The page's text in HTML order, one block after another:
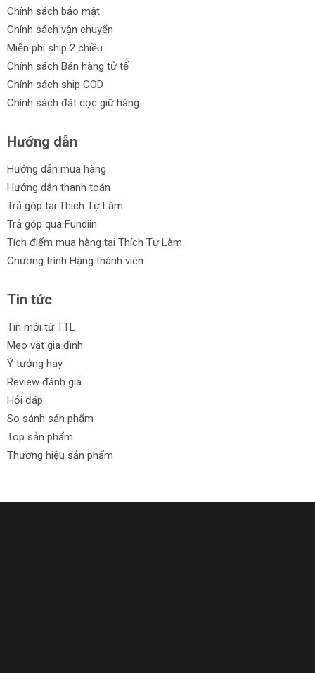
Chính sách bảo mật
Chính sách vận chuyển
Miễn phí ship 2 chiều
Chính sách Bán hàng tử tế
Chính sách ship COD
Chính sách đặt cọc giữ hàng
Hướng dẫn
Hướng dẫn mua hàng
Hướng dẫn thanh toán
Trả góp tại Thích Tự Làm
Trả góp qua Fundiin
Tích điểm mua hàng tại Thích Tự Làm
Chương trình Hạng thành viên
Tin tức
Tin mới từ TTL
Mẹo vặt gia đình
Ý tưởng hay
Review đánh giá
Hỏi đáp
So sánh sản phẩm
Top sản phẩm
Thương hiệu sản phẩm